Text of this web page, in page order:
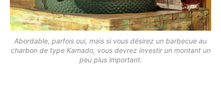
Abordable, parfois oui, mais si vous désirez un barbecue au
charbon de type Kamado, vous devrez investir un montant un
peu plus important.